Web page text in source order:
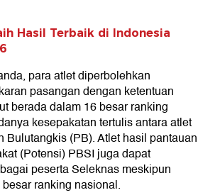
Hasil Terbaik di Indonesia
para atlet diperbolehkan
pasangan dengan ketentuan
berada dalam 16 besar ranking
kesepakatan tertulis antara atlet
Bulutangkis (PB). Atlet hasil pantauan
(Potensi) PBSI juga dapat
peserta Seleknas meskipun
ranking nasional.